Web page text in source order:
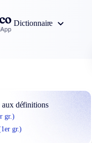
Dictionnaire
aux définitions
gr.)
gr.)